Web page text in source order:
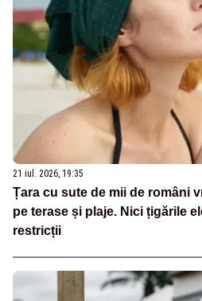
21 iul. 2026, 19:35
Țara cu sute de mii de români
pe terase și plaje. Nici țigările
restricții